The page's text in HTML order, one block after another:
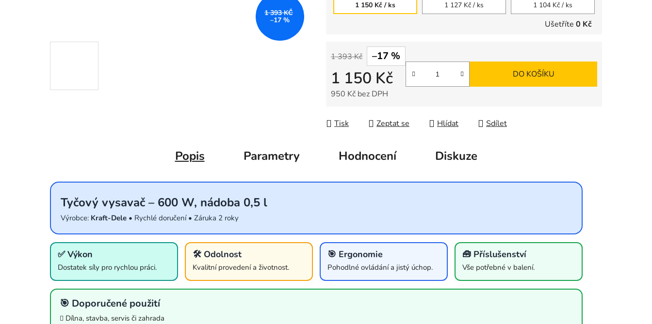
1 150 Kč/ ks 1 127 Kč/ ks 1 104 Kč/ ks
Ušetříte 0 Kč
1 393 Kč –17 %
1 150 Kč
950 Kč bez DPH
DO KOŠÍKU
Tisk Zeptat se Hlídat Sdílet
1 393 KČ
–17 %
Popis Parametry Hodnocení Diskuze
Tyčový vysavač – 600 W, nádoba 0,5 l
Výrobce: Kraft-Dele • Rychlé doručení • Záruka 2 roky
✅ Výkon
Dostatek síly pro rychlou práci.
🛠️ Odolnost
Kvalitní provedení a životnost.
🎯 Ergonomie
Pohodlné ovládání a jistý úchop.
🧰 Příslušenství
Vše potřebné v balení.
🎯 Doporučené použití
Dílna, stavba, servis či zahrada